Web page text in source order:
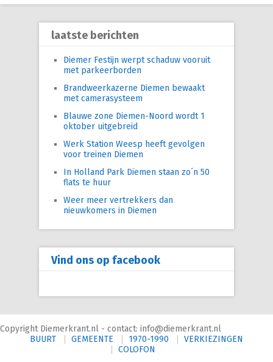
laatste berichten
Diemer Festijn werpt schaduw vooruit
met parkeerborden
Brandweerkazerne Diemen bewaakt
met camerasysteem
Blauwe zone Diemen-Noord wordt 1
oktober uitgebreid
Werk Station Weesp heeft gevolgen
voor treinen Diemen
In Holland Park Diemen staan zo´n 50
flats te huur
Weer meer vertrekkers dan
nieuwkomers in Diemen
Vind ons op facebook
Copyright Diemerkrant.nl - contact: info@diemerkrant.nl
BUURT
GEMEENTE 1970-1990
VERKIEZINGEN
COLOFON